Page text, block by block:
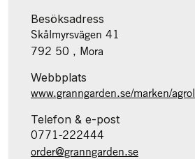
Besöksadress
Skålmyrsvägen 41
792 50 , Mora
Webbplats
www.granngarden.se/marken/agrol
Telefon & e-post
0771-222444
order@granngarden.se